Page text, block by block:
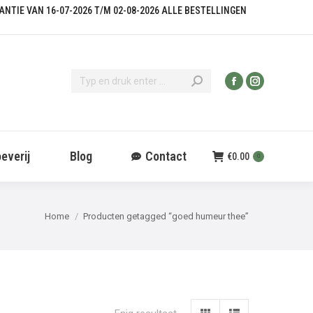
VAN 16-07-2026 T/M 02-08-2026 ALLE BESTELLINGEN
Blog Contact €0.00 0
Je bent hier:
Home Producten getagged “goed humeur thee”